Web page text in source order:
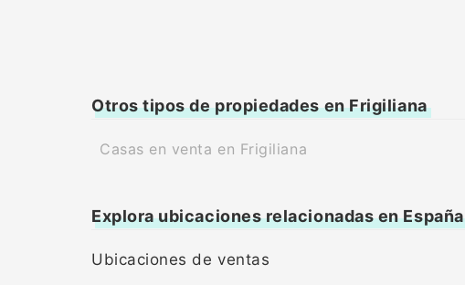
Otros tipos de propiedades en Frigiliana
Casas en venta en Frigiliana
Explora ubicaciones relacionadas en España
Ubicaciones de ventas